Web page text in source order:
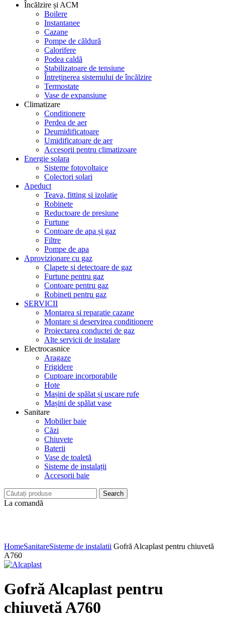
Încălzire și ACM
Boilere
Instantanee
Cazane
Pompe de căldură
Calorifere
Podea caldă
Stabilizatoare de tensiune
Întreținerea sistemului de încălzire
Termostate
Vase de expansiune
Climatizare
Conditionere
Perdea de aer
Deumidificatoare
Umidificatoare de aer
Accesorii pentru climatizoare
Energie solara
Sisteme fotovoltaice
Colectori solari
Apeduct
Teava, fitting si izolatie
Robinete
Reductoare de presiune
Furtune
Contoare de apa și gaz
Filtre
Pompe de apa
Aprovizionare cu gaz
Clapete si detectoare de gaz
Furtune pentru gaz
Contoare pentru gaz
Robineti pentru gaz
SERVICII
Montarea si reparatie cazane
Montare si deservirea conditionere
Proiectarea conductei de gaz
Alte servicii de instalare
Electrocasnice
Aragaze
Frigidere
Cuptoare incorporabile
Hote
Mașini de spălat și uscare rufe
Mașini de spălat vase
Sanitare
Mobilier baie
Căzi
Chiuvete
Baterii
Vase de toaletă
Sisteme de instalații
Accesorii baie
Search
La comandă
HomeSanitareSisteme de instalatii Gofră Alcaplast pentru chiuvetă
A760
Gofră Alcaplast pentru
chiuvetă A760